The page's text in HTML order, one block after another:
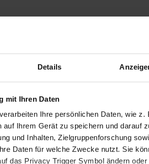
Details
mit Ihren Daten
verarbeiten Ihre persönlichen Daten, wie
Ihrem Gerät zu speichern und darauf
und Inhalten, Zielgruppenforschung
Daten für welche Zwecke nutzt. Sie
das Privacy Trigger Symbol ändern oder